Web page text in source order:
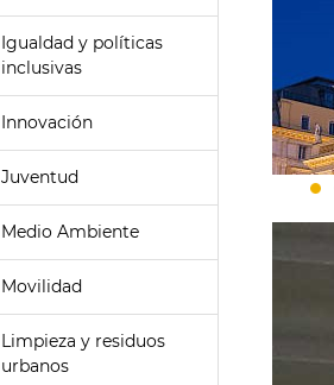
Igualdad y políticas
inclusivas
Innovación
Juventud
Medio Ambiente
Movilidad
Limpieza y residuos
urbanos